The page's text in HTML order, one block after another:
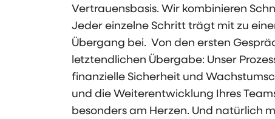
Vertrauensbasis. Wir kombinieren
Jeder einzelne Schritt trägt mit zu
Übergang bei. Von den ersten
letztendlichen Übergabe: Unser
finanzielle Sicherheit und
und die Weiterentwicklung Ihres
besonders am Herzen. Und natürlich